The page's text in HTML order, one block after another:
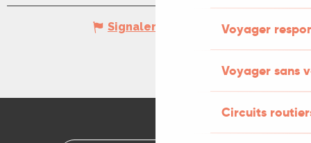
Voyager
Voyager sans
Circuits
Signaler une erreur